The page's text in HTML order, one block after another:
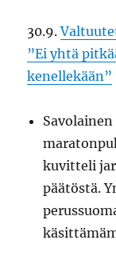
30.9.
”Ei yhtä
kenellekään”
kuvitteli
päätöstä.